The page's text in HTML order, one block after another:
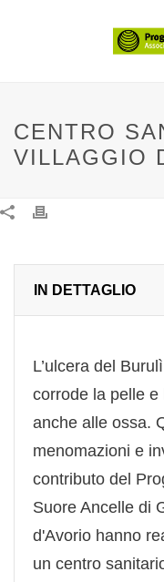
CENTRO
VILLAGGIO
IN DETTAGLIO
L’ulcera del
corrode la pelle
anche alle ossa.
menomazioni e
contributo del
Suore Ancelle di
d'Avorio hanno
un centro